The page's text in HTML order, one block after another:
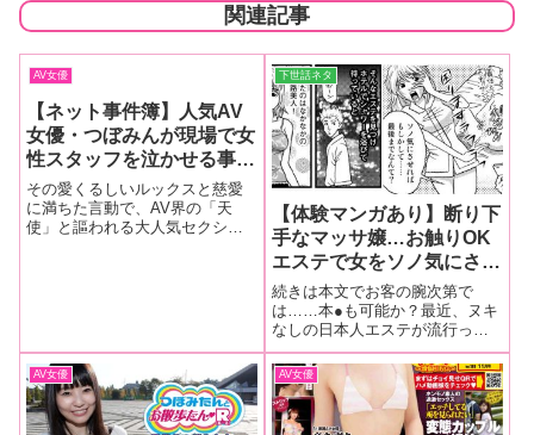
関連記事
AV女優
【ネット事件簿】人気AV
女優・つぼみんが現場で女
性スタッフを泣かせる事態
が勃発！・・・いったい現
場で何が？？
その愛くるしいルックスと慈愛
に満ちた言動で、AV界の「天
使」と謳われる大人気セクシー
下世話ネタ
【体験マンガあり】断り下
手なマッサ嬢…お触りOK
エステで女をソノ気にさせ
て…果たして本●まで行け
るのか！？【気になる風俗
勝手に通信簿】
続きは本文でお客の腕次第で
は……本●も可能か？最近、ヌキ
なしの日本人エステが流行って
るようで、あちこちに新店がで
きているようですが……やっぱ
もの足りなくて「勃起したのに
発射なしなんて、何がオモロい
の？」と思ってしまう記者…。
AV女優 AV女優